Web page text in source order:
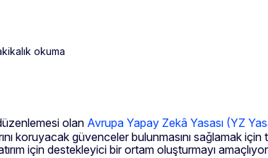
okuma
olan Avrupa Yapay Zekâ Yasası (YZ
koruyacak güvenceler bulunmasını sağlamak
için destekleyici bir ortam oluşturmayı